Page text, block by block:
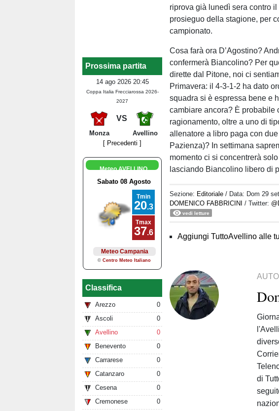
Prossima partita
14 ago 2026 20:45
Coppa Italia Frecciarossa 2026-
2027
VS
Monza
Avellino
[ Precedenti ]
Meteo AVELLINO
Classifica
Arezzo
0
Ascoli
0
Avellino
0
Benevento
0
Carrarese
0
Catanzaro
0
Cesena
0
Cremonese
0
riprova già lunedì sera contro
prosieguo della stagione, per
campionato.
Cosa farà ora D’Agostino?
confermerà Biancolino? Per
dirette dal Pitone, noi ci
Primavera: il 4-3-1-2 ha dato
squadra si è espressa bene e
cambiare ancora? È probabile
ragionamento, oltre a uno di
allenatore a libro paga con
Pazienza)? In settimana
momento ci si concentrerà
lasciando Biancolino libero di
Sezione: Editoriale / Data: Dom 29
DOMENICO FABBRICINI
/ Twitter:
vedi letture
Aggiungi TuttoAvellino alle
di